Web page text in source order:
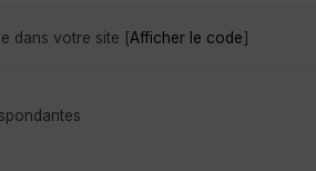
dans votre site [Afficher le code]